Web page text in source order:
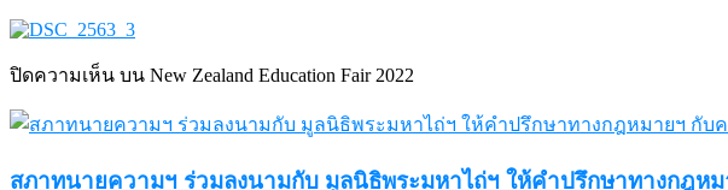
ปิดความเห็น บน New Zealand Education Fair 2022
สภาทนายความฯ ร่วมลงนามกับ มูลนิธิพระมหาไถ่ฯ ให้คำปรึกษาทางกฎห